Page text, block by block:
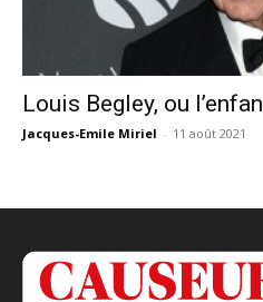
Louis Begley, ou
Jacques-Emile Miriel - 11 août 2021